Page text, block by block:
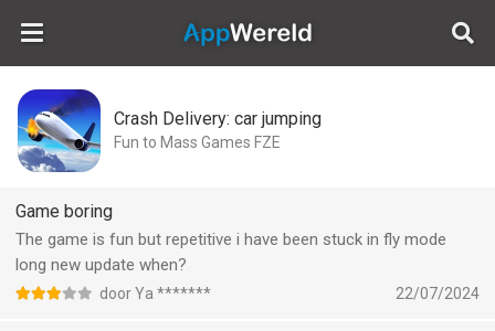
AppWereld
Crash Delivery: car jumping
Fun to Mass Games FZE
Game boring
The game is fun but repetitive i have been stuck in fly mode
long new update when?
door Ya ******* 22/07/2024